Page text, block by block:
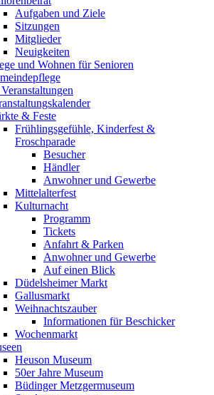
Aufgaben und Ziele
Sitzungen
Mitglieder
Neuigkeiten
und Wohnen für Senioren
& Feste
Frühlingsgefühle, Kinderfest &
Froschparade
Besucher
Händler
Anwohner und Gewerbe
Mittelalterfest
Kulturnacht
Programm
Tickets
Anfahrt & Parken
Anwohner und Gewerbe
Auf einen Blick
Düdelsheimer Markt
Gallusmarkt
Weihnachtszauber
Informationen für Beschicker
Wochenmarkt
Heuson Museum
50er Jahre Museum
Büdinger Metzgermuseum